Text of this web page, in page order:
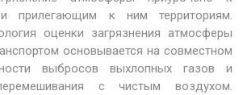
и прилегающим к ним территориям.
оценки загрязнения атмосферы
основывается на совместном
выбросов выхлопных газов и
с чистым воздухом.